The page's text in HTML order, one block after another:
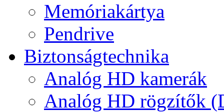
Memóriakártya
Pendrive
Biztonságtechnika
Analóg HD kamerák
Analóg HD rögzítők